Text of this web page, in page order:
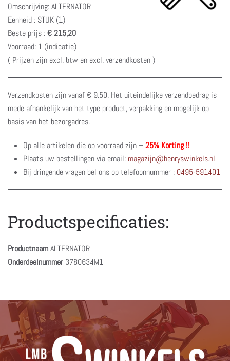
Omschrijving: ALTERNATOR
Eenheid : STUK (1)
Beste prijs :€ 215,20
Voorraad: 1 (indicatie)
( Prijzen zijn excl. btw en excl. verzendkosten )
Verzendkosten zijn vanaf € 9.50. Het uiteindelijke verzendbedrag is
mede afhankelijk van het type product, verpakking en mogelijk op
basis van het bezorgadres.
Op alle artikelen die op voorraad zijn – 25% Korting !!
Plaats uw bestellingen via email: magazijn@henryswinkels.nl
Bij dringende vragen bel ons op telefoonnummer : 0495-591401
Productspecificaties:
ProductnaamALTERNATOR
Onderdeelnummer 3780634M1